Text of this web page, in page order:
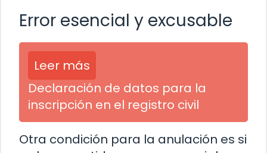
Error esencial y excusable
Leer más
Declaración de datos para la
inscripción en el registro civil
Otra condición para la anulación es si